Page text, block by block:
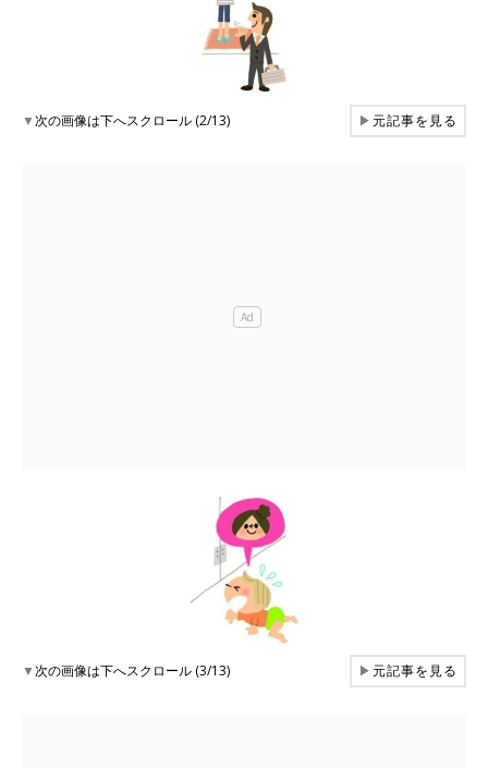
▼次の画像は下へスクロール (2/13) ▶元記事を見る
▼次の画像は下へスクロール (3/13) ▶元記事を見る